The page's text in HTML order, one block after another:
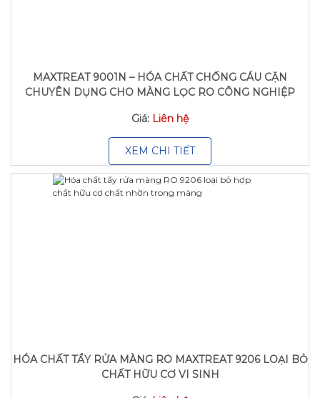
MAXTREAT 9001N – HÓA CHẤT CHỐNG CÁU CẶN
CHUYÊN DỤNG CHO MÀNG LỌC RO CÔNG NGHIỆP
Giá: Liên hệ
XEM CHI TIẾT
HÓA CHẤT TẨY RỬA MÀNG RO MAXTREAT 9206 LOẠI BỎ
CHẤT HỮU CƠ VI SINH